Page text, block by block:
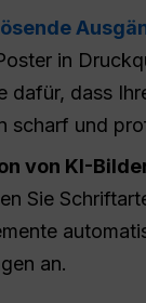
in
dafür, dass
scharf und
von KI-
Sie
an.